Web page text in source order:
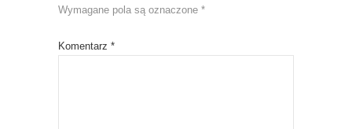
Wymagane pola są oznaczone *
Komentarz *